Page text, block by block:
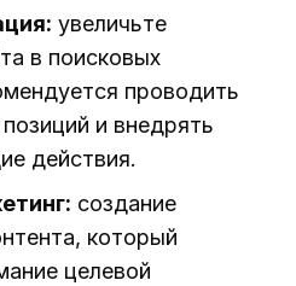
увеличьте
в поисковых
проводить
и внедрять
действия.
создание
который
целевой